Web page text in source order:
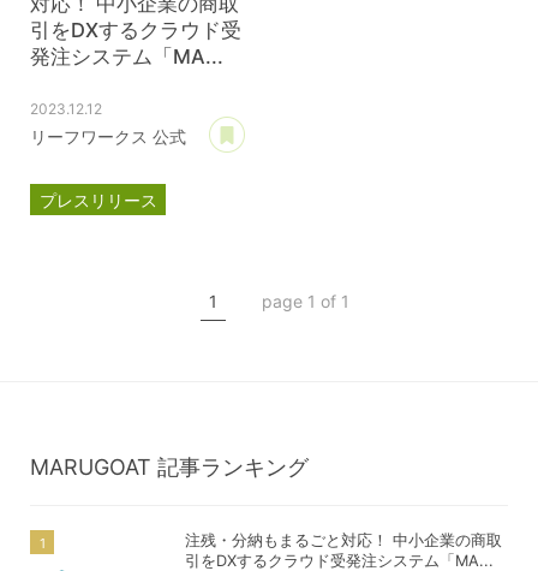
引をDXするクラウド受
発注システム「MA...
2023.12.12
リーフワークス 公式
プレスリリース
1 page 1 of 1
MARUGOAT 記事ランキング
注残・分納もまるごと対応！ 中小企業の商取
引をDXするクラウド受発注システム「MA...